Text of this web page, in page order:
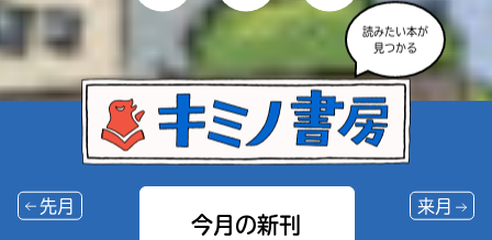
読みたい本が
今月の新刊
先月 来月